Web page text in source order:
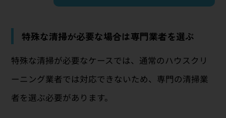
特殊な清掃が必要な場合は専門業者を選ぶ
特殊な清掃が必要なケースでは、通常のハウスクリ
ーニング業者では対応できないため、専門の清掃業
者を選ぶ必要があります。